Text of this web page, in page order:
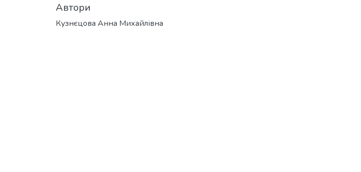
Автори
Кузнєцова Анна Михайлівна